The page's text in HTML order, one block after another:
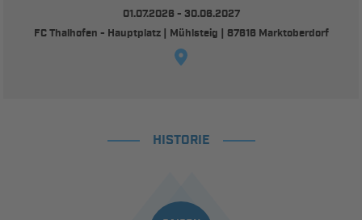
01.07.2026 - 30.06.2027
FC Thalhofen - Hauptplatz | Mühlsteig | 87616 Marktoberdorf
HISTORIE